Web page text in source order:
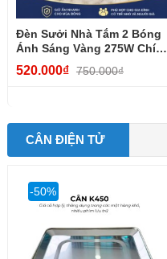
Đèn Sưởi Nhà Tắm 2 Bóng
Ánh Sáng Vàng 275W Chính
Hãng, Ấm Tức Thì,...
520.000₫ 750.000₫
CÂN ĐIỆN TỬ
-50%